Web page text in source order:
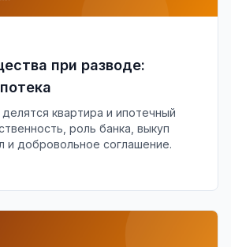
при разводе:
квартира и ипотечный
роль банка, выкуп
и добровольное соглашение.